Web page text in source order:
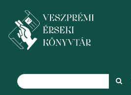
Search
Search